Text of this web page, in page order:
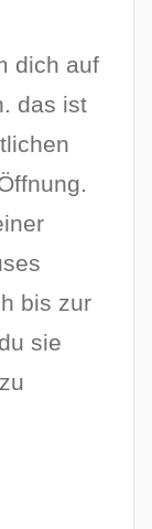
dich auf
das ist
bis zur
sie